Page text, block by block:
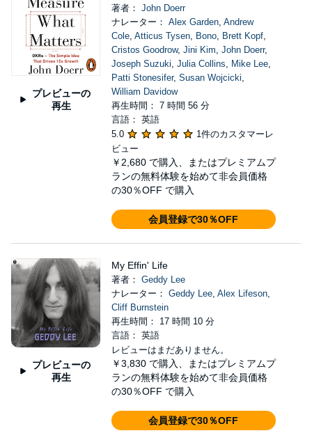
プレビューの
再生
著者： John Doerr
ナレーター： Alex Garden, Andrew
Cole, Atticus Tysen, Bono, Brett Kopf,
Cristos Goodrow, Jini Kim, John Doerr,
Joseph Suzuki, Julia Collins, Mike Lee,
Patti Stonesifer, Susan Wojcicki,
William Davidow
再生時間： 7 時間 56 分
言語： 英語
5.0
1件のカスタマーレ
ビュー
￥2,680 で購入、またはプレミアムプ
ランの無料体験を始めて非会員価格
の30％OFF で購入
会員登録で30％OFF
プレビューの
再生
My Effin' Life
著者： Geddy Lee
ナレーター： Geddy Lee, Alex Lifeson,
Cliff Burnstein
再生時間： 17 時間 10 分
言語： 英語
レビューはまだありません。
￥3,830 で購入、またはプレミアムプ
ランの無料体験を始めて非会員価格
の30％OFF で購入
会員登録で30％OFF